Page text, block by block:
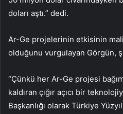
doları aştı.” dedi.
Ar-Ge projelerinin etkisinin
olduğunu vurgulayan Görgün,
“Çünkü her Ar-Ge projesi
kaldıran çığır açıcı bir
Başkanlığı olarak Türkiye